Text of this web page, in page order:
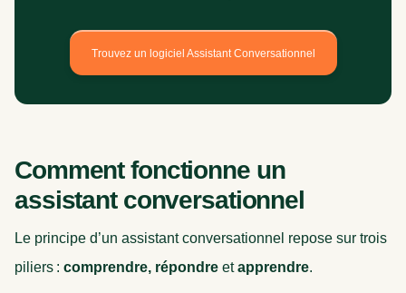
Trouvez un logiciel Assistant Conversationnel
Comment fonctionne un
assistant conversationnel
Le principe d’un assistant conversationnel repose sur trois
piliers : comprendre, répondre etapprendre.